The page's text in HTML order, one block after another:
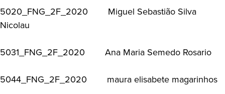
5020_FNG_2F_2020 Miguel Sebastião Silva
Nicolau
5031_FNG_2F_2020 Ana Maria Semedo Rosario
5044_FNG_2F_2020 maura elisabete magarinhos